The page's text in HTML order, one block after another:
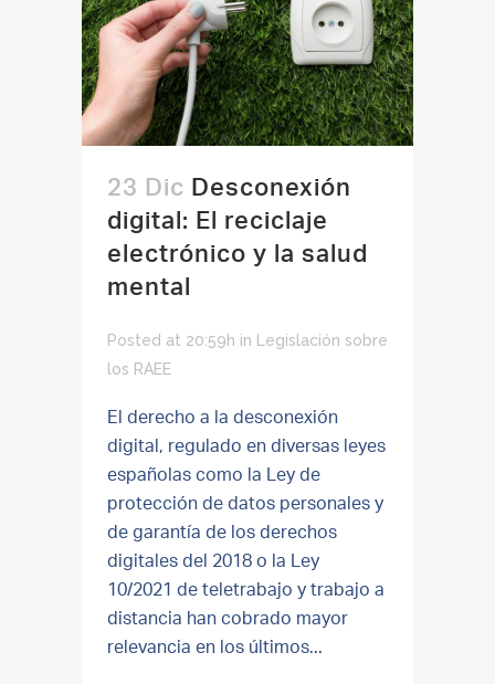
23 Dic Desconexión
digital: El reciclaje
electrónico y la salud
mental
Posted at 20:59h in Legislación sobre
los RAEE
El derecho a la desconexión
digital, regulado en diversas leyes
españolas como la Ley de
protección de datos personales y
de garantía de los derechos
digitales del 2018 o la Ley
10/2021 de teletrabajo y trabajo a
distancia han cobrado mayor
relevancia en los últimos...